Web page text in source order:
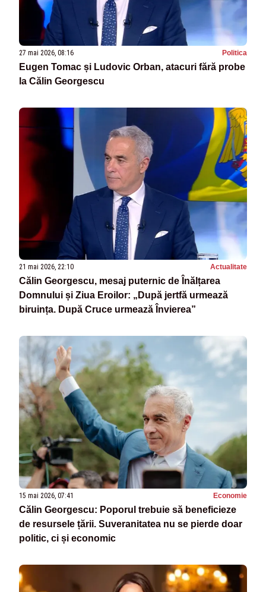
27 mai 2026, 08:16 Politica
Eugen Tomac și Ludovic Orban, atacuri fără probe
la Călin Georgescu
21 mai 2026, 22:10 Actualitate
Călin Georgescu, mesaj puternic de Înălțarea
Domnului și Ziua Eroilor: „După jertfă urmează
biruința. După Cruce urmează Învierea”
15 mai 2026, 07:41 Economie
Călin Georgescu: Poporul trebuie să beneficieze
de resursele țării. Suveranitatea nu se pierde doar
politic, ci și economic